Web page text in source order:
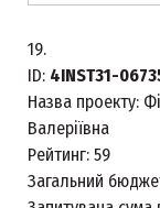
19.
ID: 4INST31-
Назва проекту:
Валеріївна
Рейтинг: 59
Загальний